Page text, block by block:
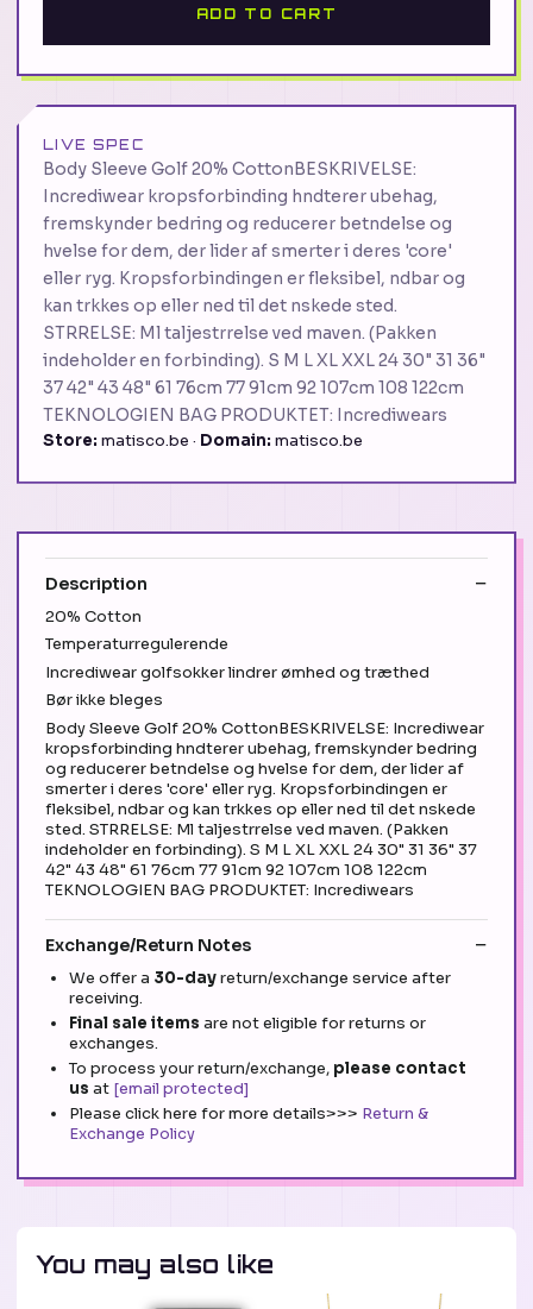
ADD TO CART
LIVE SPEC
Body Sleeve Golf 20% CottonBESKRIVELSE:
Incrediwear kropsforbinding hndterer ubehag,
fremskynder bedring og reducerer betndelse og
hvelse for dem, der lider af smerter i deres 'core'
eller ryg. Kropsforbindingen er fleksibel, ndbar og
kan trkkes op eller ned til det nskede sted.
STRRELSE: Ml taljestrrelse ved maven. (Pakken
indeholder en forbinding). S M L XL XXL 24 30" 31 36"
37 42" 43 48" 61 76cm 77 91cm 92 107cm 108 122cm
TEKNOLOGIEN BAG PRODUKTET: Incrediwears
Store: matisco.be · Domain: matisco.be
Description
20% Cotton
Temperaturregulerende
Incrediwear golfsokker lindrer ømhed og træthed
Bør ikke bleges
Body Sleeve Golf 20% CottonBESKRIVELSE: Incrediwear
kropsforbinding hndterer ubehag, fremskynder bedring
og reducerer betndelse og hvelse for dem, der lider af
smerter i deres 'core' eller ryg. Kropsforbindingen er
fleksibel, ndbar og kan trkkes op eller ned til det nskede
sted. STRRELSE: Ml taljestrrelse ved maven. (Pakken
indeholder en forbinding). S M L XL XXL 24 30" 31 36" 37
42" 43 48" 61 76cm 77 91cm 92 107cm 108 122cm
TEKNOLOGIEN BAG PRODUKTET: Incrediwears
Exchange/Return Notes
We offer a 30-dayreturn/exchange service after
receiving.
Final sale items are not eligible for returns or
exchanges.
To process your return/exchange, please contact
us at [email protected]
Please click here for more details>>> Return &
Exchange Policy
You may also like